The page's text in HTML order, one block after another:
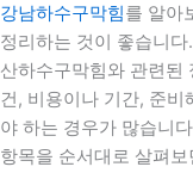
강남하수구막힘를 알아
정리하는 것이 좋습니
산하수구막힘와 관련된
건, 비용이나 기간, 준비
야 하는 경우가 많습니
항목을 순서대로 살펴